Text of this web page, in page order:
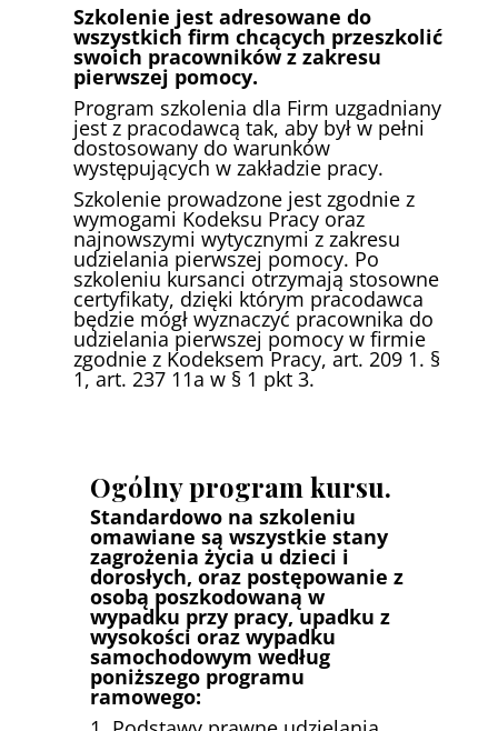
Szkolenie jest adresowane do
wszystkich firm chcących przeszkolić
swoich pracowników z zakresu
pierwszej pomocy.
Program szkolenia dla Firm uzgadniany
jest z pracodawcą tak, aby był w pełni
dostosowany do warunków
występujących w zakładzie pracy.
Szkolenie prowadzone jest zgodnie z
wymogami Kodeksu Pracy oraz
najnowszymi wytycznymi z zakresu
udzielania pierwszej pomocy. Po
szkoleniu kursanci otrzymają stosowne
certyfikaty, dzięki którym pracodawca
będzie mógł wyznaczyć pracownika do
udzielania pierwszej pomocy w firmie
zgodnie z Kodeksem Pracy, art. 209 1. §
1, art. 237 11a w § 1 pkt 3.
Ogólny program kursu.
Standardowo na szkoleniu
omawiane są wszystkie stany
zagrożenia życia u dzieci i
dorosłych, oraz postępowanie z
osobą poszkodowaną w
wypadku przy pracy, upadku z
wysokości oraz wypadku
samochodowym według
poniższego programu
ramowego: